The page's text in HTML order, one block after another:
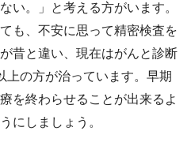
い。」と考える方がいます。
も、不安に思って精密検査を
昔と違い、現在はがんと診断
上の方が治っています。早期
を終わらせることが出来るよ
にしましょう。